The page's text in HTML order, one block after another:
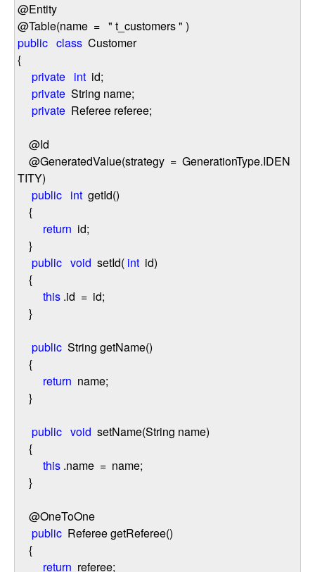
@Entity
@Table(name = " t_customers" )
public class Customer
{
private int id;
private String name;
private Referee referee;
@Id
@GeneratedValue(strategy = GenerationType.IDEN
TITY)
public int getId()
{
return id;
}
public void setId( int id)
{
this .id = id;
}
public String getName()
{
return name;
}
public void setName(String name)
{
this .name = name;
}
@OneToOne
public Referee getReferee()
{
return referee;